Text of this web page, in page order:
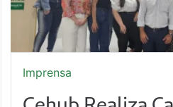
Imprensa